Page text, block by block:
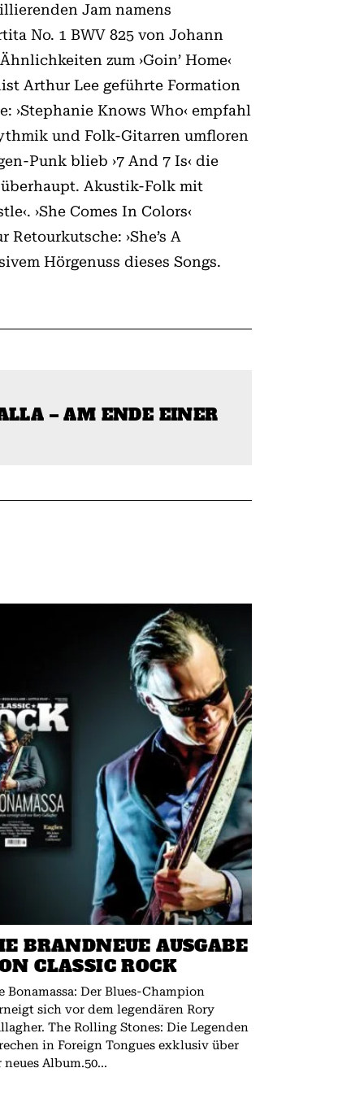
Jam namens
No. 1 BWV 825 von Johann
zum ›Goin’ Home‹
Arthur Lee geführte Formation
Knows Who‹ empfahl
und Folk-Gitarren umfloren
Punk blieb ›7 And 7 Is‹ die
Akustik-Folk mit
›She Comes In Colors‹
›She’s A
Hörgenuss dieses Songs.
– AM ENDE EINER
BRANDNEUE AUSGABE
CLASSIC ROCK
Bonamassa: Der Blues-Champion
sich vor dem legendären Rory
Rolling Stones: Die Legenden
in Foreign Tongues exklusiv über
Album.50...